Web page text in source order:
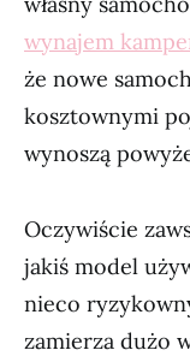
wynajem
że nowe
kosztownymi
wynoszą
Oczywiście
jakiś model
nieco
zamierza dużo